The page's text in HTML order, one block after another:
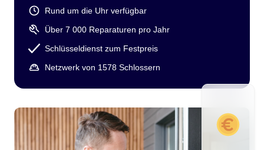
Rund um die Uhr verfügbar
Über 7 000 Reparaturen pro Jahr
Schlüsseldienst zum Festpreis
Netzwerk von 1578 Schlossern